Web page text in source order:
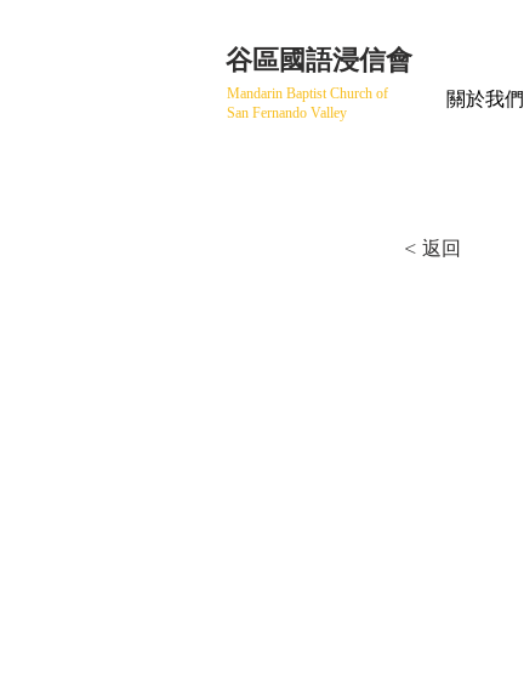
​谷區國語浸信會
Mandarin Baptist Church of
San Fernando Valley
關於我們
< 返回